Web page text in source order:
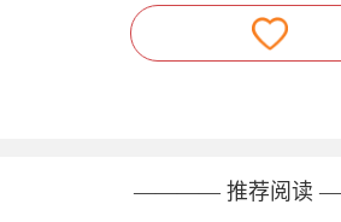
———— 推荐阅读